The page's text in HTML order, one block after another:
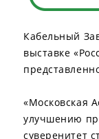
Кабельный
выставке
«Московская
улучшению
суверенитет